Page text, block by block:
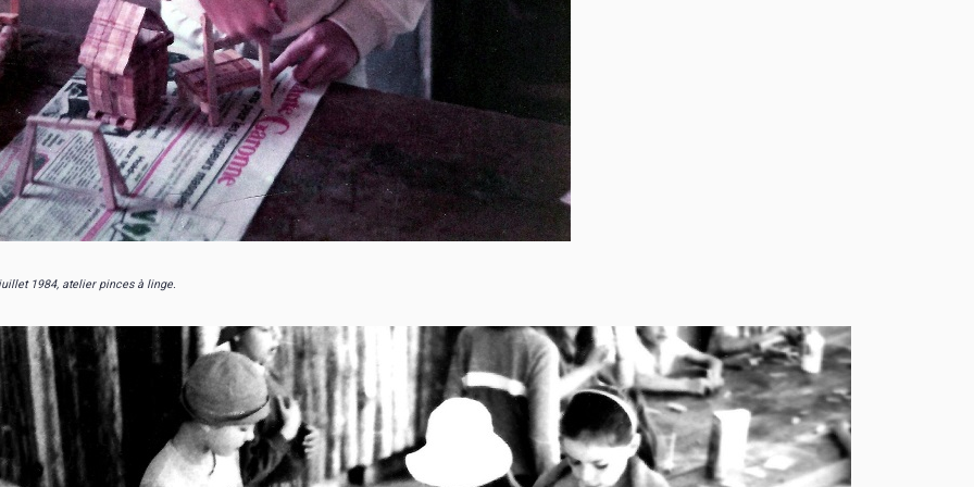
1984, atelier pinces à linge.